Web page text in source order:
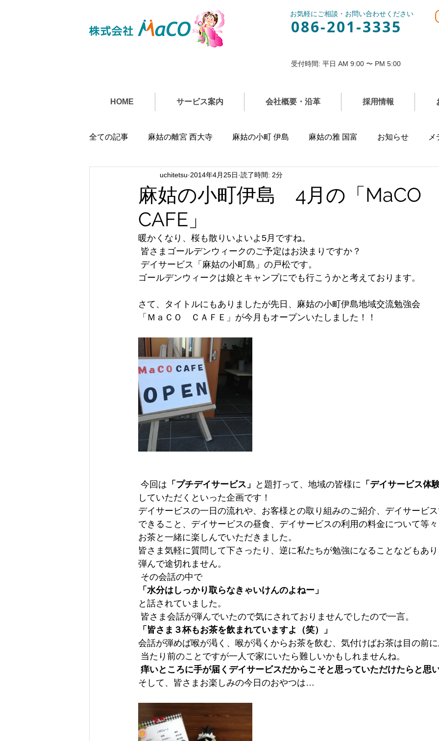
086-201-3335
お気軽にご相談・お問い合わせください
受付時間: 平日 AM 9:00 〜 PM 5:00
HOME サービス案内 会社概要・沿革 採用情報
全ての記事 麻姑の離宮 西大寺 麻姑の小町 伊島 麻姑の雅 国富 お知らせ
麻姑の小町伊島 4月の「
CAFE」
uchitetsu 2014年4月25日 読了時間: 2分
暖かくなり、桜も散りいよいよ5月ですね。
皆さまゴールデンウィークのご予定はお決まりですか？
デイサービス「麻姑の小町島」の戸松です。
ゴールデンウィークは娘とキャンプにでも行こうかと考えております。
さて、タイトルにもありましたが先日、麻姑の小町伊島地域交流勉強会
「ＭａＣＯ　ＣＡＦＥ」が今月もオープンいたしました！！
今回は 「プチデイサービス」 と題打って、地域の皆様に 「デイサービス体
していただくといった企画です！
デイサービスの一日の流れや、お客様との取り組みのご紹介、デイサービ
できること、デイサービスの昼食、デイサービスの利用の料金について等
お茶と一緒に楽しんでいただきました。
皆さま気軽に質問して下さったり、逆に私たちが勉強になることなどもあ
弾んで途切れません。
その会話の中で
「水分はしっかり取らなきゃいけんのよねー」
と話されていました。
皆さま会話が弾んでいたので気にされておりませんでしたので一言。
「皆さま３杯もお茶を飲まれていますよ（笑）」
会話が弾めば喉が渇く、喉が渇くからお茶を飲む、気付けばお茶は目の前
当たり前のことですが一人で家にいたら難しいかもしれませんね。
痒いところに手が届くデイサービスだからこそと思っていただけたらと思
そして、皆さまお楽しみの今日のおやつは…